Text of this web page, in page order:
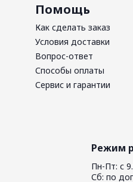
Помощь
Как сделать заказ
Условия доставки
Вопрос-ответ
Способы оплаты
Сервис и гарантии
Режим
Пн-Пт: с
Сб: по